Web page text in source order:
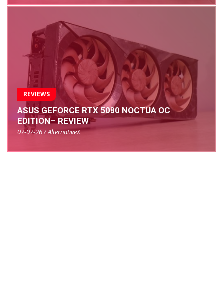
REVIEWS
ASUS GEFORCE RTX 5080 NOCTUA OC
EDITION– REVIEW
07-07-26 / AlternativeX